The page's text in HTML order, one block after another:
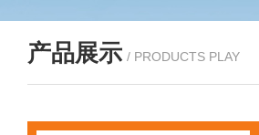
产品展示 / PRODUCTS PLAY